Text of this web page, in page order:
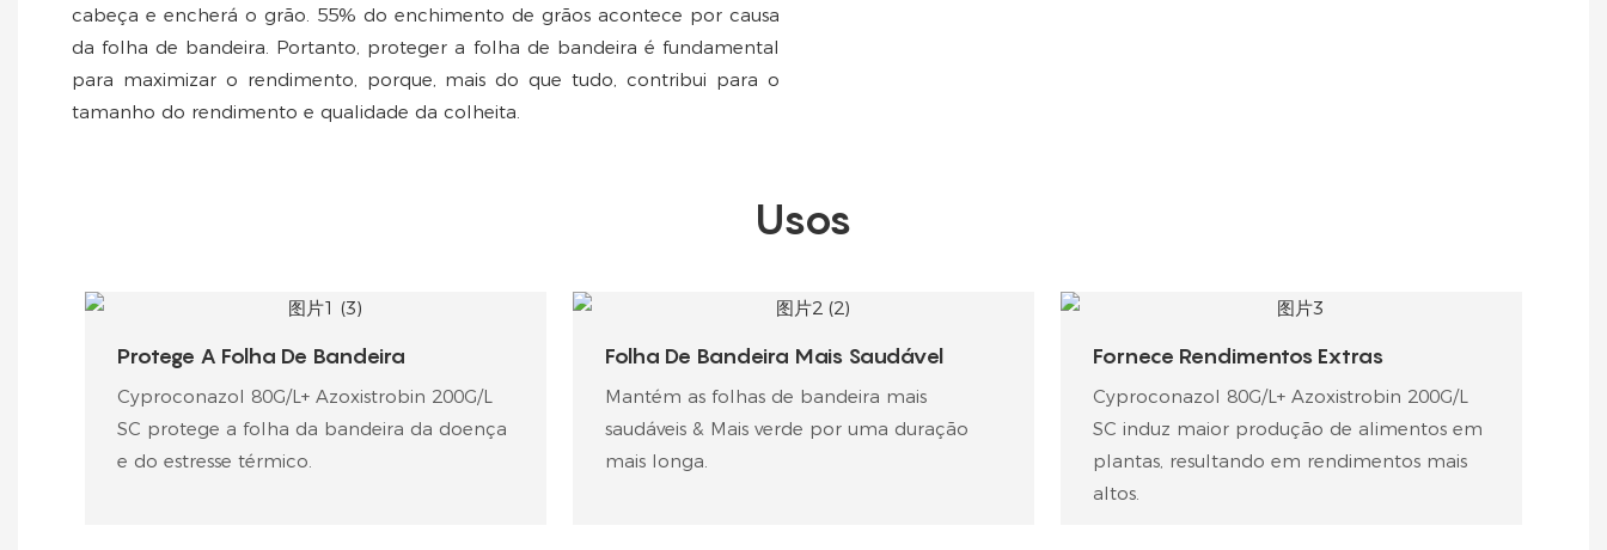
cabeça e encherá o grão. 55% do enchimento de grãos acontece por causa
da folha de bandeira. Portanto, proteger a folha de bandeira é fundamental
para maximizar o rendimento, porque, mais do que tudo, contribui para o
tamanho do rendimento e qualidade da colheita.
Usos
Protege A Folha De Bandeira
Cyproconazol 80G/L+ Azoxistrobin 200G/L
SC protege a folha da bandeira da doença
e do estresse térmico.
Folha De Bandeira Mais Saudável
Mantém as folhas de bandeira mais
saudáveis & Mais verde por uma duração
mais longa.
Fornece Rendimentos Extras
Cyproconazol 80G/L+ Azoxistrobin 200G/L
SC induz maior produção de alimentos em
plantas, resultando em rendimentos mais
altos.